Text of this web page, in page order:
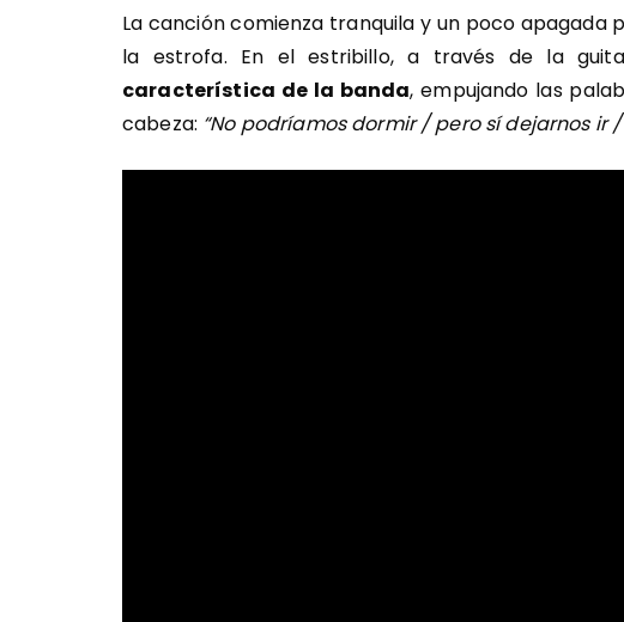
La canción comienza tranquila y un poco apagada
la estrofa. En el estribillo, a través de la
característica de la banda, empujando las
cabeza: “No podríamos dormir / pero sí dejarnos